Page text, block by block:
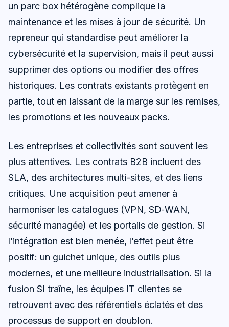
un parc box hétérogène complique la
maintenance et les mises à jour de sécurité. Un
repreneur qui standardise peut améliorer la
cybersécurité et la supervision, mais il peut aussi
supprimer des options ou modifier des offres
historiques. Les contrats existants protègent en
partie, tout en laissant de la marge sur les remises,
les promotions et les nouveaux packs.
Les entreprises et collectivités sont souvent les
plus attentives. Les contrats B2B incluent des
SLA, des architectures multi-sites, et des liens
critiques. Une acquisition peut amener à
harmoniser les catalogues (VPN, SD‑WAN,
sécurité managée) et les portails de gestion. Si
l’intégration est bien menée, l’effet peut être
positif: un guichet unique, des outils plus
modernes, et une meilleure industrialisation. Si la
fusion SI traîne, les équipes IT clientes se
retrouvent avec des référentiels éclatés et des
processus de support en doublon.